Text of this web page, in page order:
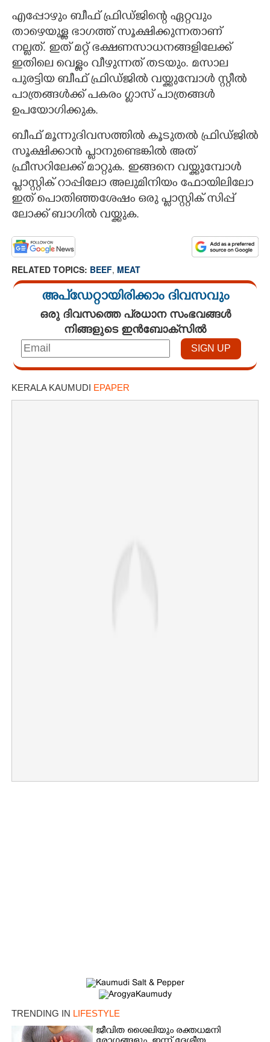
എപ്പോഴും ബീഫ് ഫ്രിഡ്ജിന്റെ ഏറ്റവും
താഴെയുള്ള ഭാഗത്ത് സൂക്ഷിക്കുന്നതാണ്
നല്ലത്. ഇത് മറ്റ് ഭക്ഷണസാധനങ്ങളിലേക്ക്
ഇതിലെ വെള്ളം വീഴുന്നത് തടയും. മസാല
പുരട്ടിയ ബീഫ് ഫ്രിഡ്ജിൽ വയ്ക്കുമ്പോൾ സ്റ്റീൽ
പാത്രങ്ങൾക്ക് പകരം ഗ്ലാസ് പാത്രങ്ങൾ
ഉപയോഗിക്കുക.
ബീഫ് മൂന്നുദിവസത്തിൽ കൂടുതൽ ഫ്രിഡ്ജിൽ
സൂക്ഷിക്കാൻ പ്ലാനുണ്ടെങ്കിൽ അത്
ഫ്രീസറിലേക്ക് മാറ്റുക. ഇങ്ങനെ വയ്ക്കുമ്പോൾ
പ്ലാസ്റ്റിക് റാപ്പിലോ അലുമിനിയം ഫോയിലിലോ
ഇത് പൊതിഞ്ഞശേഷം ഒരു പ്ലാസ്റ്റിക് സിപ്പ്
ലോക്ക് ബാഗിൽ വയ്ക്കുക.
RELATED TOPICS: BEEF, MEAT
അപ്ഡേറ്റായിരിക്കാം ദിവസവും
ഒരു ദിവസത്തെ പ്രധാന സംഭവങ്ങൾ
നിങ്ങളുടെ ഇൻബോക്സിൽ
KERALA KAUMUDI EPAPER
TRENDING IN LIFESTYLE
ജീവിത ശൈലിയും രക്തധമനി